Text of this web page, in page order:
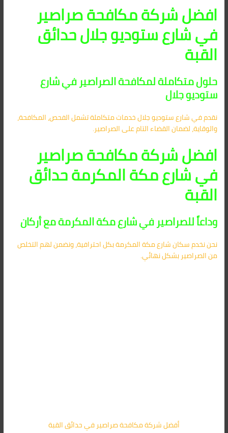
افضل شركة مكافحة صراصير
في شارع ستوديو جلال حدائق
القبة
حلول متكاملة لمكافحة الصراصير في شارع
ستوديو جلال
نقدم في شارع ستوديو جلال خدمات متكاملة تشمل الفحص، المكافحة،
والوقاية، لضمان القضاء التام على الصراصير.
افضل شركة مكافحة صراصير
في شارع مكة المكرمة حدائق
القبة
وداعاً للصراصير في شارع مكة المكرمة مع أركان
نحن نخدم سكان شارع مكة المكرمة بكل احترافية، ونضمن لهم التخلص
من الصراصير بشكل نهائي.
أفضل شركة مكافحة صراصير في حدائق القبة